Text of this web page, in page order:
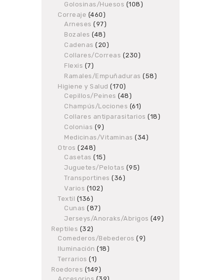
Golosinas/Huesos 108108
Correaje 460460
products
Arneses 9797
products
Bozales 4848
products
Cadenas 2020
products
Collares/Correas 230230
Flexis 77
products
Ramales/Empuñaduras 5858
Higiene y Salud 170170
products
Cepillos/Peines 4848
products
Champús/Lociones 6161
products
Collares antiparasitarios 1818
Colonias 99
products
Medicinas/Vitaminas 3434
Otros 248248
products
Casetas 1515
products
Juguetes/Pelotas 9595
Transportines 3636
Varios 102102
Textil 136136
products
Cunas 8787
products
Jerseys/Anoraks/Abrigos 4949
Reptiles 3232
products
Comederos/Bebederos 99
Iluminación 1818
Terrarios 11
product
Roedores 149149